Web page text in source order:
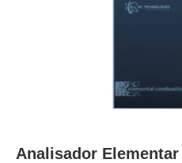
Analisador